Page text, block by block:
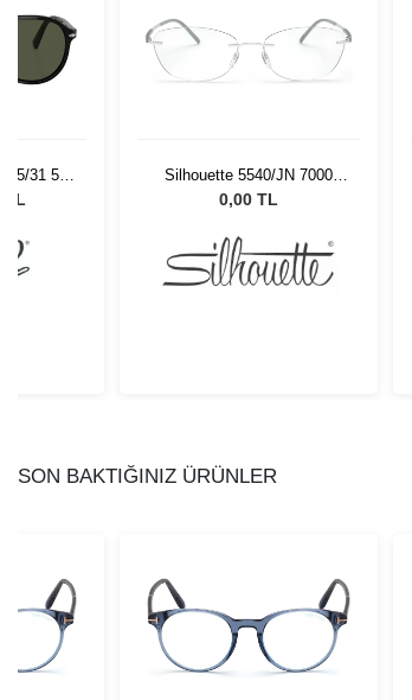
95/31 55
TL
Silhouette 5540/JN 7000
53/17
0,00 TL
SON BAKTIĞINIZ ÜRÜNLER